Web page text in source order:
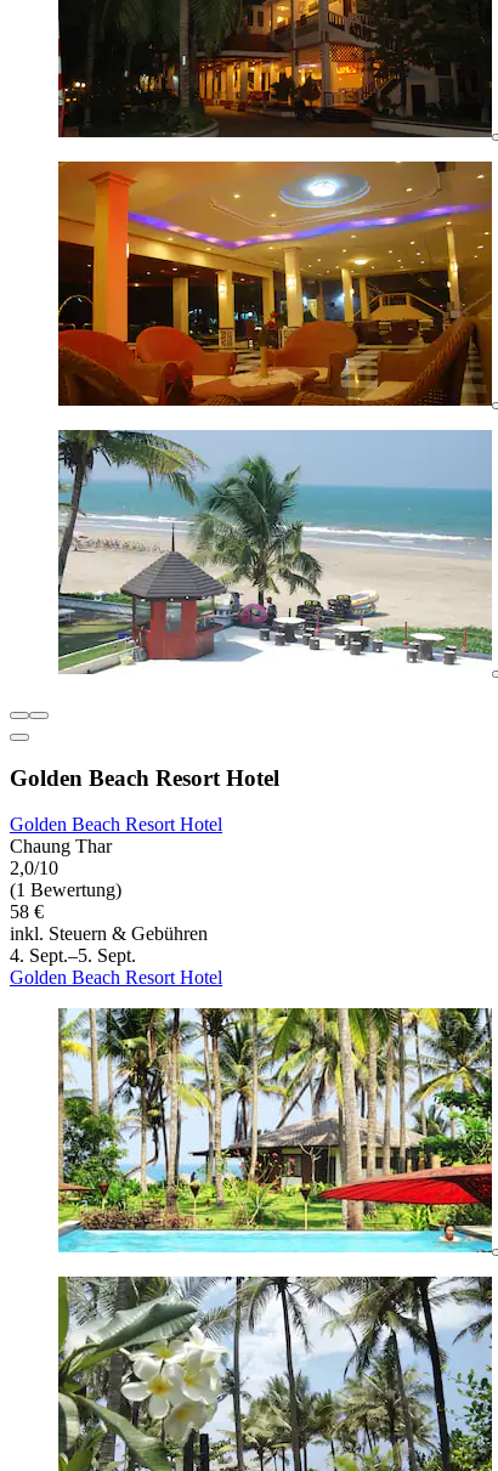
Golden Beach Resort Hotel
Golden Beach Resort Hotel
Chaung Thar
2,0/10
(1 Bewertung)
58 €
inkl. Steuern & Gebühren
4. Sept.–5. Sept.
Golden Beach Resort Hotel